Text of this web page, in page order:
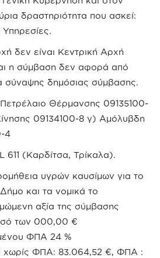
δραστηριότητα που ασκεί:
Υπηρεσίες.
δεν είναι Κεντρική Αρχή
η σύμβαση δεν αφορά από
σύναψης δημόσιας σύμβασης.
Θέρμανσης 09135100-
09134100-8 γ) Αμόλυβδη
4
611 (Καρδίτσα, Τρίκαλα).
υγρών καυσίμων για το
και τα νομικά το
αξία της σύμβασης
των 000,00 €
ΦΠΑ 24 %
χωρίς ΦΠΑ: 83.064,52 €, ΦΠΑ :